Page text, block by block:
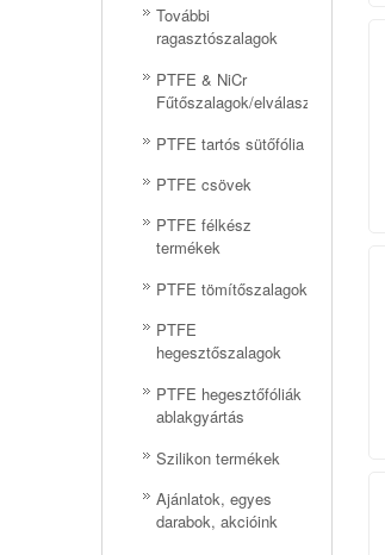
További
ragasztószalagok
PTFE & NiCr
Fűtőszalagok/elválasztóhuzalok
PTFE tartós sütőfólia
PTFE csövek
PTFE félkész
termékek
PTFE tömítőszalagok
PTFE
hegesztőszalagok
PTFE hegesztőfóliák
ablakgyártás
Szilikon termékek
Ajánlatok, egyes
darabok, akcióink